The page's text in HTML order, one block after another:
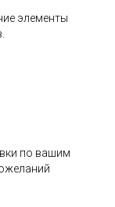
элементы
по вашим